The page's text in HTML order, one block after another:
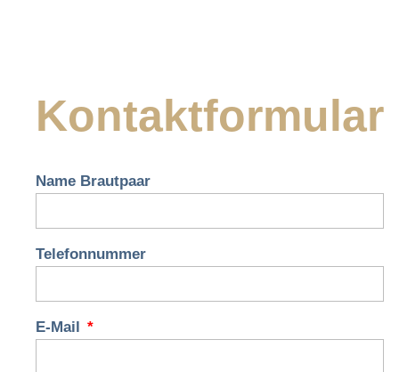
Kontaktformular
Name Brautpaar
Telefonnummer
E-Mail